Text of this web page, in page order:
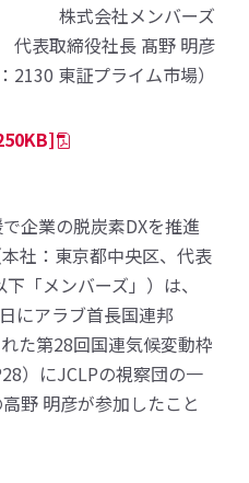
株式会社メンバーズ
代表取締役社長 髙野 明彦
2130 東証プライム市場）
企業の脱炭素DXを推進
社：東京都中央区、代表
「メンバーズ」）は、
にアラブ首長国連邦
た第28回国連気候変動枠
）にJCLPの視察団の一
野 明彦が参加したこと